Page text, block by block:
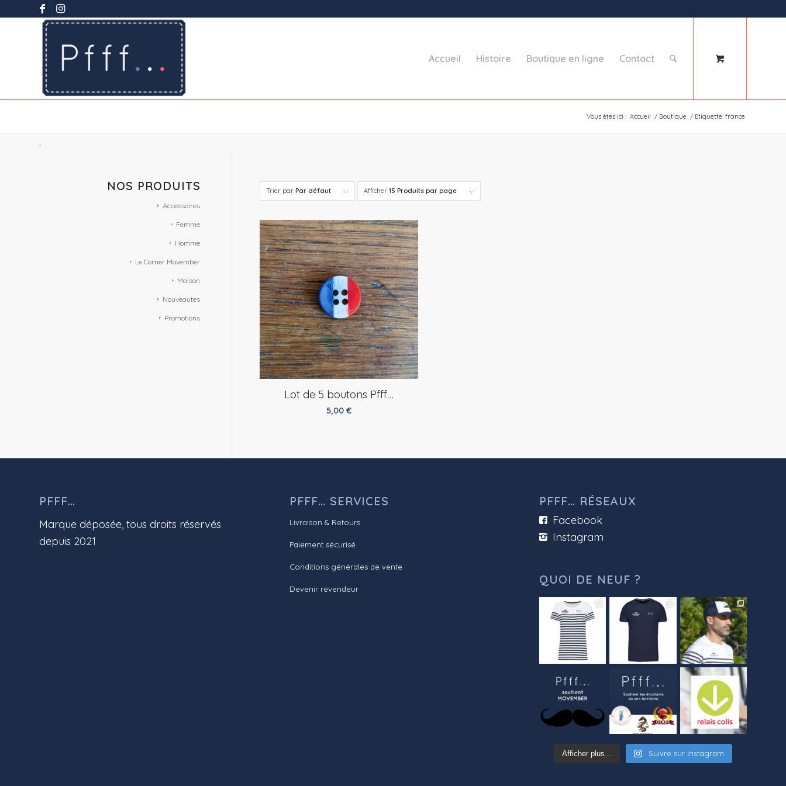
Accueil Histoire Boutique en ligne Contact
Vous êtes ici : Accueil / Boutique / Etiquette: france
.
Trier par Par défaut Afficher 15 Produits par page
Lot de 5 boutons Pfff…
5,00€
NOS PRODUITS
Accessoires
Femme
Homme
Le Corner Movember
Maison
Nouveautés
Promotions
PFFF…
Marque déposée, tous droits réservés
depuis 2021
PFFF… SERVICES
Livraison & Retours
Paiement sécurisé
Conditions générales de vente
Devenir revendeur
PFFF… RÉSEAUX
Facebook
Instagram
QUOI DE NEUF ?
Afficher plus... Suivre sur Instagram